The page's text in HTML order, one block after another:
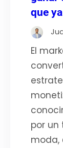
que
El
por un
moda,